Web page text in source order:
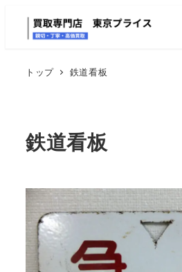
トップ 鉄道看板
鉄道看板